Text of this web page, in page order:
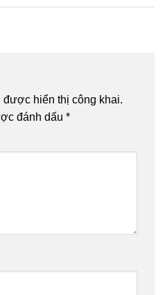
được hiển thị công khai.
đánh dấu *